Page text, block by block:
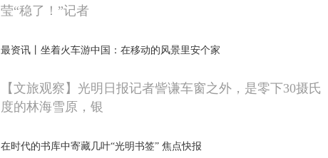
莹“稳了！”记者
最资讯丨坐着火车游中国：在移动的风景里安个家
【文旅观察】光明日报记者訾谦车窗之外，是零下30摄氏
度的林海雪原，银
在时代的书库中寄藏几叶“光明书签” 焦点快报